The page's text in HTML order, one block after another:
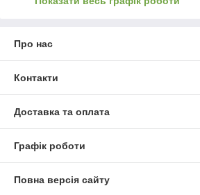
Про нас
Контакти
Доставка та оплата
Графік роботи
Повна версія сайту